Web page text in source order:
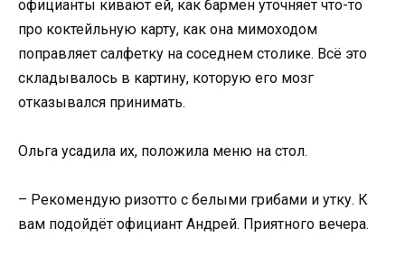
официанты кивают ей, как бармен уточняет что-то
про коктейльную карту, как она мимоходом
поправляет салфетку на соседнем столике. Всё это
складывалось в картину, которую его мозг
отказывался принимать.
Ольга усадила их, положила меню на стол.
– Рекомендую ризотто с белыми грибами и утку. К
вам подойдёт официант Андрей. Приятного вечера.